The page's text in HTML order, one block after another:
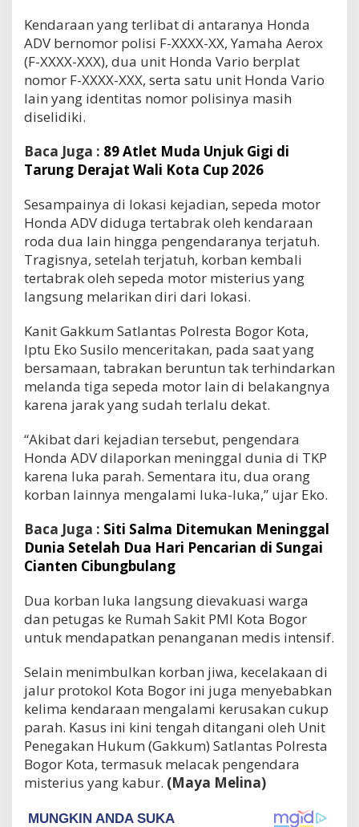
Kendaraan yang terlibat di antaranya Honda
ADV bernomor polisi F-XXXX-XX, Yamaha Aerox
(F-XXXX-XXX), dua unit Honda Vario berplat
nomor F-XXXX-XXX, serta satu unit Honda Vario
lain yang identitas nomor polisinya masih
diselidiki.
Baca Juga : 89 Atlet Muda Unjuk Gigi di
Tarung Derajat Wali Kota Cup 2026
Sesampainya di lokasi kejadian, sepeda motor
Honda ADV diduga tertabrak oleh kendaraan
roda dua lain hingga pengendaranya terjatuh.
Tragisnya, setelah terjatuh, korban kembali
tertabrak oleh sepeda motor misterius yang
langsung melarikan diri dari lokasi.
Kanit Gakkum Satlantas Polresta Bogor Kota,
Iptu Eko Susilo menceritakan, pada saat yang
bersamaan, tabrakan beruntun tak terhindarkan
melanda tiga sepeda motor lain di belakangnya
karena jarak yang sudah terlalu dekat.
“Akibat dari kejadian tersebut, pengendara
Honda ADV dilaporkan meninggal dunia di TKP
karena luka parah. Sementara itu, dua orang
korban lainnya mengalami luka-luka,” ujar Eko.
Baca Juga : Siti Salma Ditemukan Meninggal
Dunia Setelah Dua Hari Pencarian di Sungai
Cianten Cibungbulang
Dua korban luka langsung dievakuasi warga
dan petugas ke Rumah Sakit PMI Kota Bogor
untuk mendapatkan penanganan medis intensif.
Selain menimbulkan korban jiwa, kecelakaan di
jalur protokol Kota Bogor ini juga menyebabkan
kelima kendaraan mengalami kerusakan cukup
parah. Kasus ini kini tengah ditangani oleh Unit
Penegakan Hukum (Gakkum) Satlantas Polresta
Bogor Kota, termasuk melacak pengendara
misterius yang kabur. (Maya Melina)